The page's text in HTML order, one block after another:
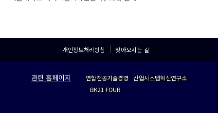
개인정보처리방침 찾아오시는 길
관련 홈페이지 연합전공기술경영 산업시스템혁신연구소
BK21 FOUR